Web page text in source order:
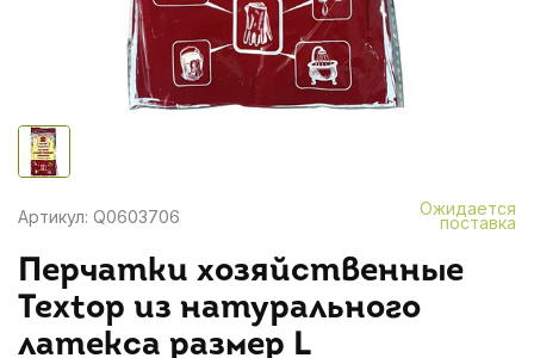
Артикул: Q0603706 Ожидается
поставка
Перчатки хозяйственные
Textop из натурального
латекса размер L